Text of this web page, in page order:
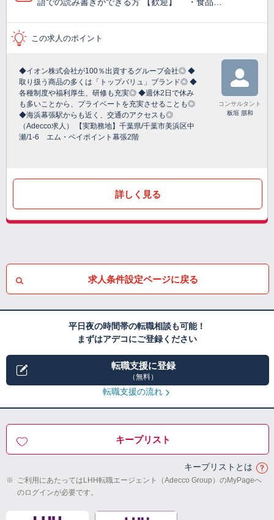
語での読み書きができる方 【歓迎】 ・食品…
この求人のポイント
◆イオン株式会社が100％出資するグループ会社◎ ◆
取り扱う商品の多くは「トップバリュ」ブランド◎ ◆
各種制度や福利厚生、研修も充実◎ ◆週休2日で休み
も多いことから、プライベートを充実させることも◎
◆海浜幕張駅からも近く、交通のアクセスも◎
（Adecco求人） 【実勤務地】千葉県/千葉市美浜区中
瀬/1-6 エム・ベイポイント幕張2階
コンサルタント
板垣 朋和
詳しく見る
求人条件設定ページに戻る
平日夜の時間帯の転職相談も可能！
まずはアデコにご登録ください
転職支援に登録
（無料）
転職支援の流れ
キープリスト
キープリストとは
※ ご利用にあたってはLHH転職エージェント（Adecco Group）のMyPageへ
のログインが必要です。